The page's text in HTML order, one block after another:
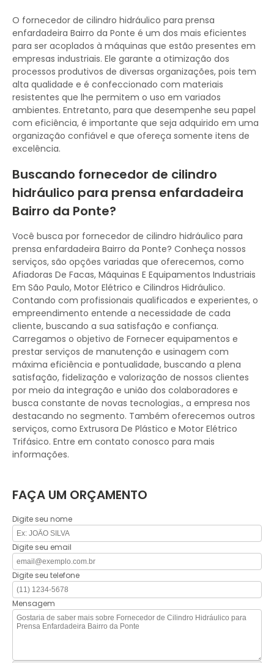
O fornecedor de cilindro hidráulico para prensa
enfardadeira Bairro da Ponte é um dos mais eficientes
para ser acoplados à máquinas que estão presentes em
empresas industriais. Ele garante a otimização dos
processos produtivos de diversas organizações, pois tem
alta qualidade e é confeccionado com materiais
resistentes que lhe permitem o uso em variados
ambientes. Entretanto, para que desempenhe seu papel
com eficiência, é importante que seja adquirido em uma
organização confiável e que ofereça somente itens de
excelência.
Buscando fornecedor de cilindro
hidráulico para prensa enfardadeira
Bairro da Ponte?
Você busca por fornecedor de cilindro hidráulico para
prensa enfardadeira Bairro da Ponte? Conheça nossos
serviços, são opções variadas que oferecemos, como
Afiadoras De Facas, Máquinas E Equipamentos Industriais
Em São Paulo, Motor Elétrico e Cilindros Hidráulico.
Contando com profissionais qualificados e experientes, o
empreendimento entende a necessidade de cada
cliente, buscando a sua satisfação e confiança.
Carregamos o objetivo de Fornecer equipamentos e
prestar serviços de manutenção e usinagem com
máxima eficiência e pontualidade, buscando a plena
satisfação, fidelização e valorização de nossos clientes
por meio da integração e união dos colaboradores e
busca constante de novas tecnologias., a empresa nos
destacando no segmento. Também oferecemos outros
serviços, como Extrusora De Plástico e Motor Elétrico
Trifásico. Entre em contato conosco para mais
informações.
FAÇA UM ORÇAMENTO
Digite seu nome
Digite seu email
Digite seu telefone
Mensagem